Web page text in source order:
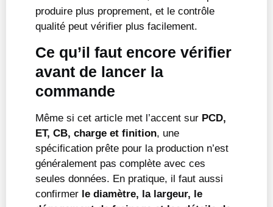
produire plus proprement, et le contrôle
qualité peut vérifier plus facilement.
Ce qu’il faut encore vérifier
avant de lancer la
commande
Même si cet article met l’accent sur PCD,
ET, CB, charge et finition, une
spécification prête pour la production n’est
généralement pas complète avec ces
seules données. En pratique, il faut aussi
confirmer le diamètre, la largeur, le